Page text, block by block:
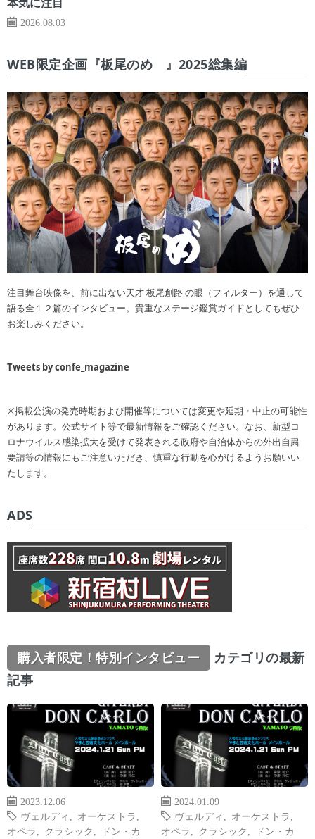
2026.08.03
WEB限定企画『板尾のめ゙』2025総集編
注目舞台映像を、前に出ない天才 板尾創路 の眼（フィルター）を通して
語る全１２篇のインタビュー。貴重なステージ鑑賞ガイドとしてもぜひ
お楽しみください。
Tweets by confe_magazine
※掲載公演の発売時期および開催等については変更や延期・中止の可能性
があります。公式サイト等で最新情報をご確認ください。なお、新型コ
ロナウイルス感染拡大を受けて発表される政府や自治体からの外出自粛
要請等の情報にもご注意いただき、慎重な行動を心がけるようお願いい
たします。
ADS
購入者限定！特別インタビュー
カテゴリの最新
記事
2023.12.06
ヴェルディ
オーケストラ
オペラ
クラシック
ドン・カ
2024.01.09
ヴェルディ
オーケストラ
オペラ
クラシック
ドン・カ